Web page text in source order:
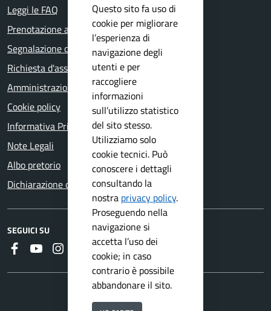
Leggi le FAQ
Prenotazione appuntamento
Segnalazione disservizio
Richiesta d'assistenza
Amministrazione trasparente
Cookie policy
Informativa Privacy
Note Legali
Albo pretorio
Dichiarazione di accessibilità
SEGUICI SU
Faceboook
YoutubeInstagram
RSS
Questo sito fa uso di
cookie per migliorare
l’esperienza di
navigazione degli
utenti e per
raccogliere
informazioni
sull’utilizzo statistico
del sito stesso.
Utilizziamo solo
cookie tecnici. Può
conoscere i dettagli
consultando la
nostra privacy policy.
Proseguendo nella
navigazione si
accetta l’uso dei
cookie; in caso
contrario è possibile
abbandonare il sito.